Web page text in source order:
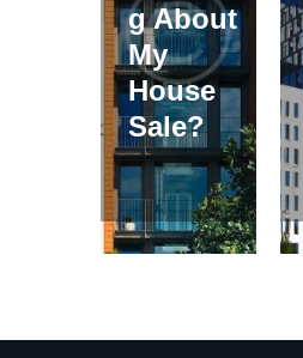
g About
My
House
Sale?